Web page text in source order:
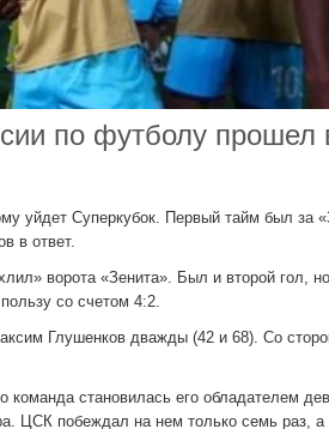
по футболу прошел
уйдет Суперкубок. Первый тайм был за
в ответ.
ворота «Зенита». Был и второй гол,
со счетом 4:2.
Глушенков дважды (42 и 68). Со
становилась его обладателем
ЦСК побеждал на нем только семь раз,